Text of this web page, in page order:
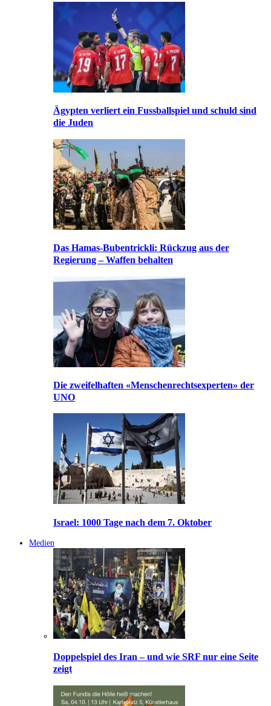
Ägypten verliert ein Fussballspiel und schuld sind
die Juden
Das Hamas-Bubentrickli: Rückzug aus der
Regierung – Waffen behalten
Die zweifelhaften «Menschenrechtsexperten» der
UNO
Israel: 1000 Tage nach dem 7. Oktober
Medien
Doppelspiel des Iran – und wie SRF nur eine Seite
zeigt